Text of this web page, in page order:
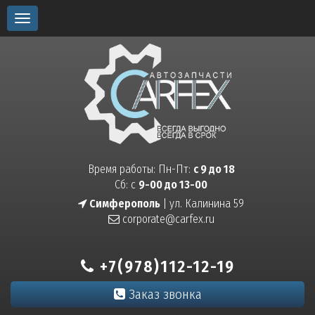
Toggle
navigation
Время работы: Пн-Пт: с 9 до 18
Сб: с 9-00 до 13-00
Симферополь | ул. Калинина 59
corporate@carfex.ru
+7(978)112-12-19
Заказ звонка